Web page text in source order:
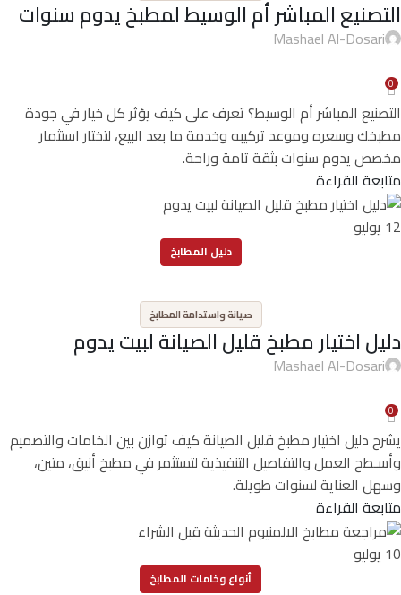
التصنيع المباشر أم الوسيط لمطبخ يدوم سنوات
Mashael Al-Dosari
0
التصنيع المباشر أم الوسيط؟ تعرف على كيف يؤثر كل خيار في جودة
مطبخك وسعره وموعد تركيبه وخدمة ما بعد البيع، لتختار استثمار
مخصص يدوم سنوات بثقة تامة وراحة.
متابعة القراءة
12 يوليو
دليل المطابخ
صيانة واستدامة المطابخ
دليل اختيار مطبخ قليل الصيانة لبيت يدوم
Mashael Al-Dosari
0
يشرح دليل اختيار مطبخ قليل الصيانة كيف توازن بين الخامات والتصميم
وأسـطح العمل والتفاصيل التنفيذية لتستثمر في مطبخ أنيق، متين،
وسهل العناية لسنوات طويلة.
متابعة القراءة
10 يوليو
أنواع وخامات المطابخ